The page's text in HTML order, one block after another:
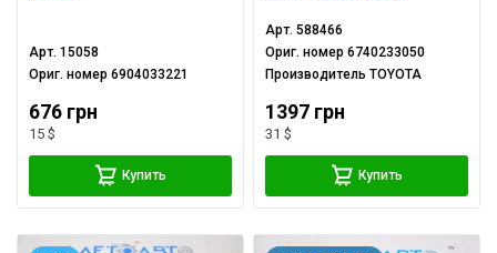
Арт.15058
Ориг. номер6904033221
676 грн
15 $
Купить
Арт.588466
Ориг. номер6740233050
ПроизводительTOYOTA
1397 грн
31 $
Купить